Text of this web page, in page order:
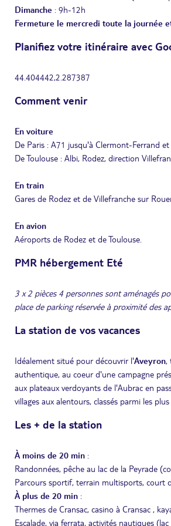
Dimanche : 9h-12h
Fermeture le mercredi toute la journée
Planifiez votre itinéraire avec
44.404442,2.287387
Comment venir
En voiture
De Paris : A71 jusqu'à Clermont-Ferrand
De Toulouse : Albi, Rodez, direction
En train
Gares de Rodez et de Villefranche sur
En avion
Aéroports de Rodez et de Toulouse.
PMR hébergement Eté
3 x 2 pièces 4 personnes sont aménagés
place de parking réservée à proximité des
La station de vos vacances
Idéalement situé pour découvrir l'Aveyron,
authentique, au coeur d'une campagne
aux plateaux verdoyants de l'Aubrac en
villages aux alentours, classés parmi les
Les + de la station
À moins de 20 min :
Randonnées, pêche au lac de la Peyrade
Parcours sportif, terrain multisports, court
À plus de 20 min :
Thermes de Cransac, casino à Cransac ,
Escalade, via ferrata, activités nautiques